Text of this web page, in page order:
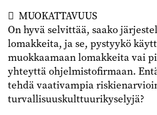
﷯ MUOKATTAVUUS
On hyvä selvittää, saako
lomakkeita, ja se, pystyykö
muokkaamaan lomakkeita vai
yhteyttä ohjelmistofirmaan.
tehdä vaativampia
turvallisuuskulttuurikyselyjä?